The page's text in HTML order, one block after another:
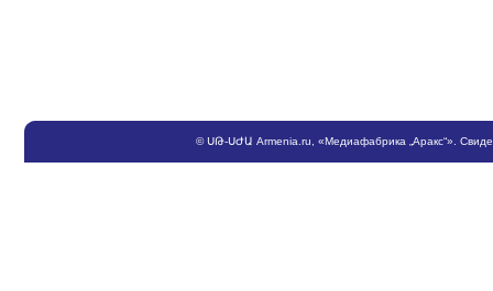
©ՍԹ-ՍԺԱ Armenia.ru , «Медиафабрика „Аракс“».